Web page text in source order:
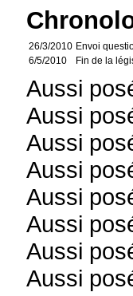
26/3/2010 Envoi
6/5/2010
Fin de la
Aussi
Aussi
Aussi
Aussi
Aussi
Aussi
Aussi
Aussi